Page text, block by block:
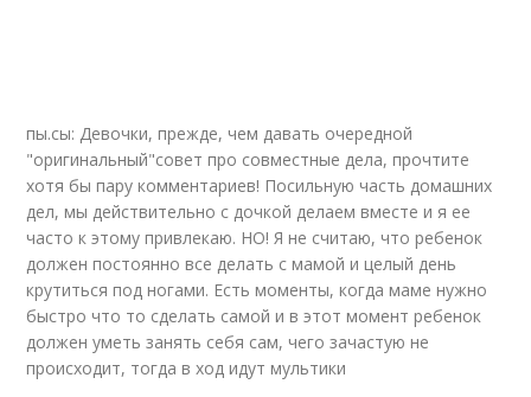
пы.сы: Девочки, прежде, чем давать очередной
"оригинальный"совет про совместные дела, прочтите
хотя бы пару комментариев! Посильную часть домашних
дел, мы действительно с дочкой делаем вместе и я ее
часто к этому привлекаю. НО! Я не считаю, что ребенок
должен постоянно все делать с мамой и целый день
крутиться под ногами. Есть моменты, когда маме нужно
быстро что то сделать самой и в этот момент ребенок
должен уметь занять себя сам, чего зачастую не
происходит, тогда в ход идут мультики